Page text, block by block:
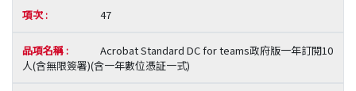
47
Acrobat Standard DC for teams政府版一年訂閱10
人(含無限簽署)(含一年數位憑証一式)